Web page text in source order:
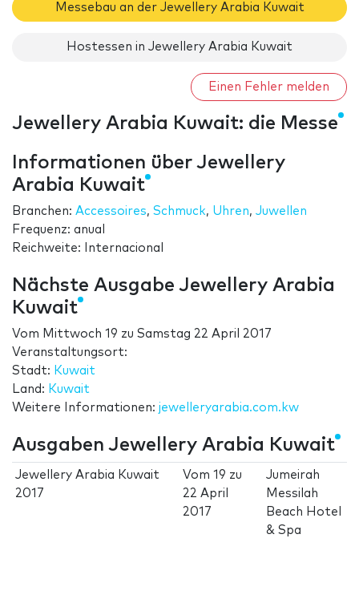
Messebau an der Jewellery Arabia Kuwait
Hostessen in Jewellery Arabia Kuwait
Einen Fehler melden
Jewellery Arabia Kuwait: die Messe
Informationen über Jewellery
Arabia Kuwait
Branchen: Accessoires, Schmuck, Uhren, Juwellen
Frequenz: anual
Reichweite: Internacional
Nächste Ausgabe Jewellery Arabia
Kuwait
Vom Mittwoch 19 zu Samstag 22 April 2017
Veranstaltungsort:
Stadt: Kuwait
Land: Kuwait
Weitere Informationen: jewelleryarabia.com.kw
Ausgaben Jewellery Arabia Kuwait
Jewellery Arabia Kuwait
2017
Vom19 zu
22 April
2017
Jumeirah
Messilah
Beach Hotel
& Spa